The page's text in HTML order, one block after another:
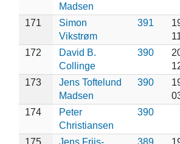
Madsen
171
Simon
Vikstrøm
391
172
David B.
Collinge
390
173
Jens Toftelund
Madsen
390
174
Peter
Christiansen
390
175
Jens Friis-
389